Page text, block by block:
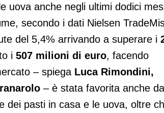
uova anche negli ultimi dodici
secondo i dati Nielsen
del 5,4% arrivando a superare i
i 507 milioni di euro, facendo
– spiega Luca Rimondini,
– è stata favorita anche
dei pasti in casa e le uova, oltre